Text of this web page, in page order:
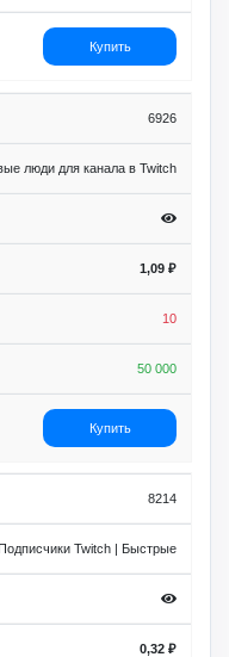
Купить
6926
люди для канала в Twitch
1,09 ₽
10
50 000
Купить
8214
Twitch | Быстрые
0,32 ₽